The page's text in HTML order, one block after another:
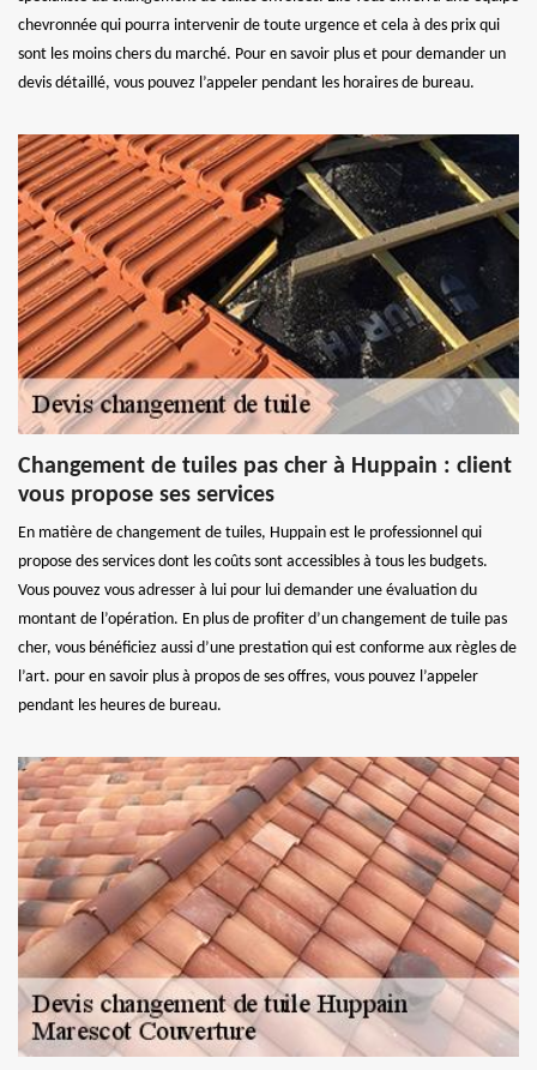
chevronnée qui pourra intervenir de toute urgence et cela à des prix qui
sont les moins chers du marché. Pour en savoir plus et pour demander un
devis détaillé, vous pouvez l’appeler pendant les horaires de bureau.
Changement de tuiles pas cher à Huppain : client
vous propose ses services
En matière de changement de tuiles, Huppain est le professionnel qui
propose des services dont les coûts sont accessibles à tous les budgets.
Vous pouvez vous adresser à lui pour lui demander une évaluation du
montant de l’opération. En plus de profiter d’un changement de tuile pas
cher, vous bénéficiez aussi d’une prestation qui est conforme aux règles de
l’art. pour en savoir plus à propos de ses offres, vous pouvez l’appeler
pendant les heures de bureau.